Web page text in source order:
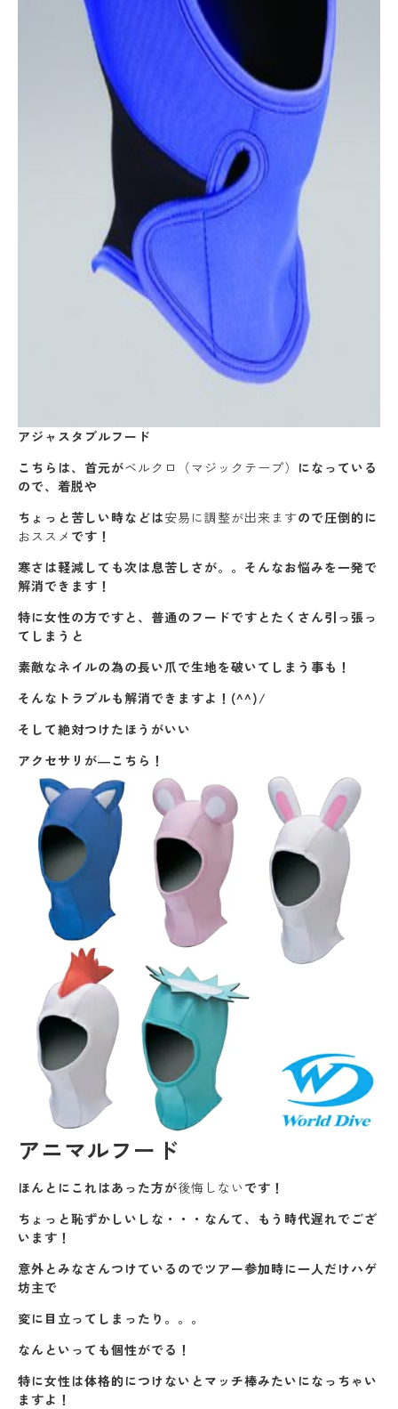
アジャスタブルフード
こちらは、首元がベルクロ（マジックテープ） になっている
ので、着脱や
ちょっと苦しい時などは安易に調整が出来ますので圧倒的に
おススメ です！
寒さは軽減しても次は息苦しさが。。そんなお悩みを一発で
解消できます！
特に女性の方ですと、普通のフードですとたくさん引っ張っ
てしまうと
素敵なネイルの為の長い爪で生地を破いてしまう事も！
そんなトラブルも解消できますよ！(^^)/
そして絶対つけたほうがいい
アクセサリが―こちら！
アニマルフード
ほんとにこれはあった方が後悔しないです！
ちょっと恥ずかしいしな・・・なんて、もう時代遅れでござ
います！
意外とみなさんつけているのでツアー参加時に一人だけハゲ
坊主で
変に目立ってしまったり。。。
なんといっても個性がでる！
特に女性は体格的につけないとマッチ棒みたいになっちゃい
ますよ！